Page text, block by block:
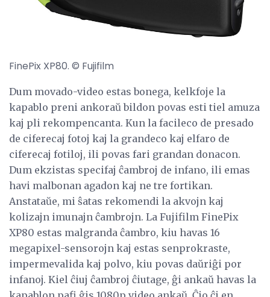
FinePix XP80. © Fujifilm
Dum movado-video estas bonega, kelkfoje la
kapablo preni ankoraŭ bildon povas esti tiel amuza
kaj pli rekompencanta. Kun la facileco de presado
de ciferecaj fotoj kaj la grandeco kaj elfaro de
ciferecaj fotiloj, ili povas fari grandan donacon.
Dum ekzistas specifaj ĉambroj de infano, ili emas
havi malbonan agadon kaj ne tre fortikan.
Anstataŭe, mi ŝatas rekomendi la akvojn kaj
kolizajn imunajn ĉambrojn. La Fujifilm FinePix
XP80 estas malgranda ĉambro, kiu havas 16
megapixel-sensorojn kaj estas senprokraste,
impermevalida kaj polvo, kiu povas daŭriĝi por
infanoj. Kiel ĉiuj ĉambroj ĉiutage, ĝi ankaŭ havas la